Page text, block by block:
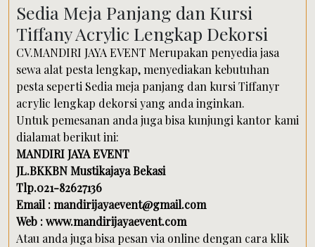
Sedia Meja Panjang dan Kursi
Tiffany Acrylic Lengkap Dekorsi
CV.MANDIRI JAYA EVENT Merupakan penyedia jasa
sewa alat pesta lengkap, menyediakan kebutuhan
pesta seperti Sedia meja panjang dan kursi Tiffanyr
acrylic lengkap dekorsi yang anda inginkan.
Untuk pemesanan anda juga bisa kunjungi kantor kami
dialamat berikut ini:
MANDIRI JAYA EVENT
JL.BKKBN Mustikajaya Bekasi
Tlp.021-82627136
Email : mandirijayaevent@gmail.com
Web : www.mandirijayaevent.com
Atau anda juga bisa pesan via online dengan cara klik